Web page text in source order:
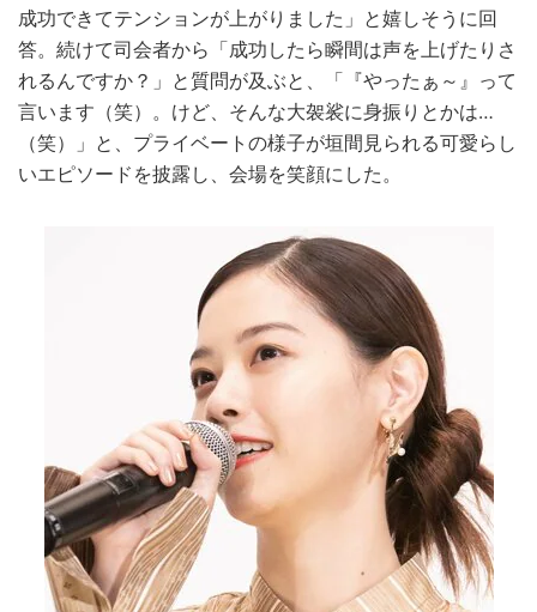
成功できてテンションが上がりました」と嬉しそうに回
答。続けて司会者から「成功したら瞬間は声を上げたりさ
れるんですか？」と質問が及ぶと、「『やったぁ～』って
言います（笑）。けど、そんな大袈裟に身振りとかは…
（笑）」と、プライベートの様子が垣間見られる可愛らし
いエピソードを披露し、会場を笑顔にした。